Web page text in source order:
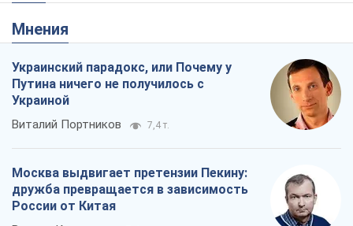
Мнения
Украинский парадокс, или Почему у
Путина ничего не получилось с
Украиной
Виталий Портников 7,4 т.
Москва выдвигает претензии Пекину:
дружба превращается в зависимость
России от Китая